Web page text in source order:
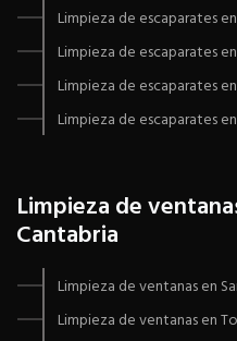
Limpieza de escaparates
Limpieza de escaparates
Limpieza de escaparates
Limpieza de escaparates
Limpieza de
Cantabria
Limpieza de ventanas en
Limpieza de ventanas en